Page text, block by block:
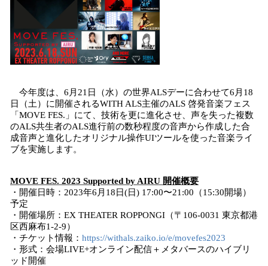
今年度は、6月21日（水）の世界ALSデーに合わせて6月18
日（土）に開催されるWITH ALS主催のALS 啓発音楽フェス
「MOVE FES.」にて、技術を更に進化させ、声を失った複数
のALS共生者のALS進行前の数秒程度の音声から作成した合
成音声と進化したオリジナル操作UIツールを使った音楽ライ
ブを実施します。
MOVE FES. 2023 Supported by AIRU 開催概要
・開催日時：2023年6月18日(日) 17:00〜21:00（15:30開場）
予定
・開催場所：EX THEATER ROPPONGI（〒106-0031 東京都港
区西麻布1-2-9）
・チケット情報： https://withals.zaiko.io/e/movefes2023
・形式：会場LIVE+オンライン配信＋メタバースのハイブリ
ッド開催